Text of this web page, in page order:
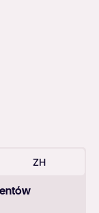
ZH